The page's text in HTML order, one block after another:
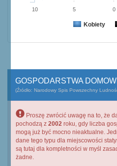
Kobiety
10 5 0
GOSPODARSTWA
(Źródło: Narodowy Spis Powszechny
Proszę zwrócić uwagę na to, że
pochodzą z 2002 roku, gdy liczba
mogą już być mocno nieaktualne.
dane tego typu dla miejscowości
są tutaj dla kompletności w myśl
żadne.